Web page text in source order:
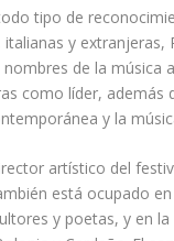
tipo de
italianas y
nombres de la música
como líder, además
y la
artístico del
está ocupado
y poetas, y en